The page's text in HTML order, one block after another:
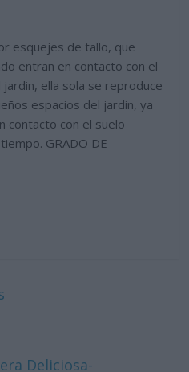
esquejes de tallo, que
entran en contacto con el
ella sola se reproduce
espacios del jardin, ya
contacto con el suelo
GRADO DE
Deliciosa-